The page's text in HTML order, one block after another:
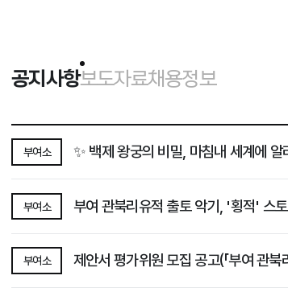
공지사항
선택됨 보도자료채용정보
부여소
부여소 부여 관북리유적 출토 악기, '횡적' 스
부여소 제안서 평가위원 모집 공고(「부여 관